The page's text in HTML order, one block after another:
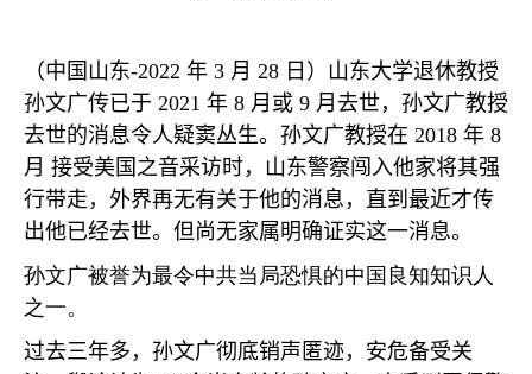
（中国山东-2022 年 3 月 28 日） 山东大学退休教授
孙文广传已于 2021 年 8 月或 9 月去世，孙文广教授
去世的消息令人疑窦丛生。孙文广教授在 2018 年 8
月 接受美国之音采访时，山东警察闯入他家将其强
行带走，外界再无有关于他的消息，直到最近才传
出他已经去世。但尚无家属明确证实这一消息。
孙文广被誉为最令中共当局恐惧的中国良知知识人
之一。
过去三年多，孙文广彻底销声匿迹，安危备受关